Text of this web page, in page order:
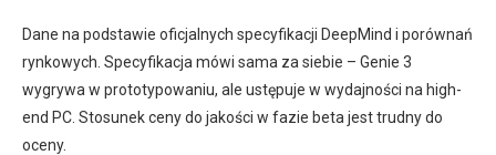
Dane na podstawie oficjalnych specyfikacji DeepMind i porównań
rynkowych. Specyfikacja mówi sama za siebie – Genie 3
wygrywa w prototypowaniu, ale ustępuje w wydajności na high-
end PC. Stosunek ceny do jakości w fazie beta jest trudny do
oceny.